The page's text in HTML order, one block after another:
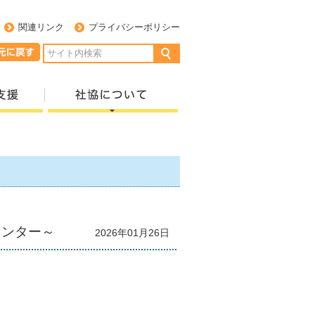
プライバシーポリシー
関連リンク
ター～ 2026年01月26日